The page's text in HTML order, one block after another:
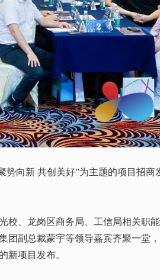
向新 共创美好”为主题的项目招
、龙岗区商务局、工信局相关职
团副总裁蒙宇等领导嘉宾齐聚一堂
新项目发布。